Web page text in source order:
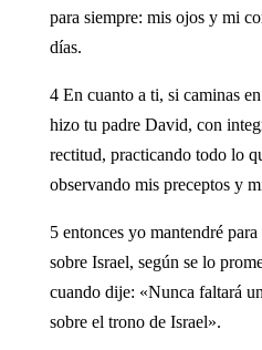
para siempre: mis ojos y mi
días.
4 En cuanto a ti, si caminas
hizo tu padre David, con
rectitud, practicando todo lo
observando mis preceptos y
5 entonces yo mantendré
sobre Israel, según se lo
cuando dije: «Nunca faltará
sobre el trono de Israel».